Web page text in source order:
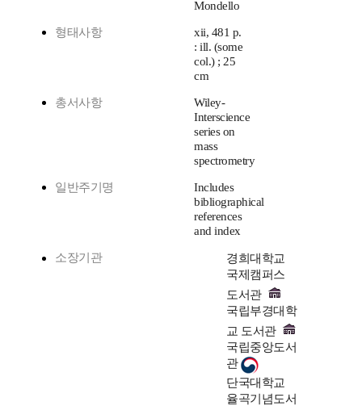
Mondello
형태사항
xii, 481 p.
: ill. (some
col.) ; 25
cm
총서사항
Wiley-
Interscience
series on
mass
spectrometry
일반주기명
Includes
bibliographical
references
and index
소장기관
경희대학교
국제캠퍼스
도서관
국립부경대학
교 도서관
국립중앙도서
관
단국대학교
율곡기념도서